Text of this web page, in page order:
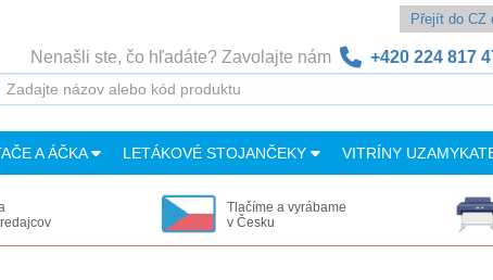
Přejít do CZ
Nenašli ste, čo hľadáte? Zavolajte nám +420 224 817
A ÁČKA LETÁKOVÉ STOJANČEKY VITRÍNY
Tlačíme a vyrábame
v Česku